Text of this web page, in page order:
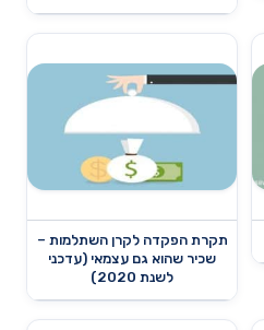
תקרת הפקדה לקרן השתלמות –
שכיר שהוא גם עצמאי (עדכני
לשנת 2020)